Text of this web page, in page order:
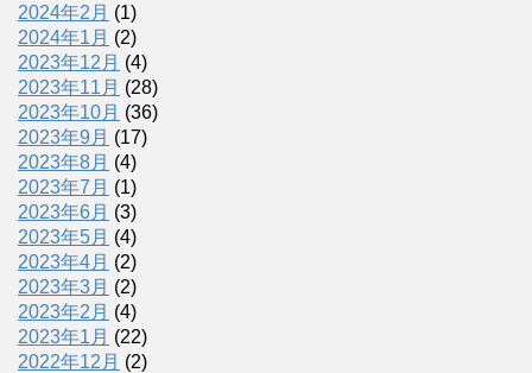
2024年2月 (1)
2024年1月 (2)
2023年12月 (4)
2023年11月 (28)
2023年10月 (36)
2023年9月 (17)
2023年8月 (4)
2023年7月 (1)
2023年6月 (3)
2023年5月 (4)
2023年4月 (2)
2023年3月 (2)
2023年2月 (4)
2023年1月 (22)
2022年12月 (2)